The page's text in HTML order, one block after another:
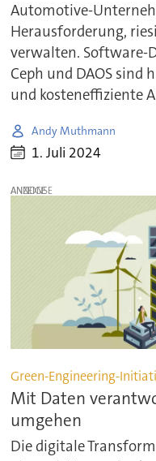
Automotive-
Herausforderung,
verwalten. Software-
Ceph und DAOS sind
und kosteneffiziente
Andy Muthmann
1. Juli 2024
ANZEIGE
Green-Engineering-
Mit Daten
umgehen
Die digitale